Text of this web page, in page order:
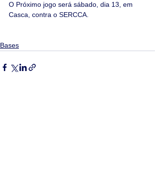
O Próximo jogo será sábado, dia 13, em
Casca, contra o SERCCA.
Bases